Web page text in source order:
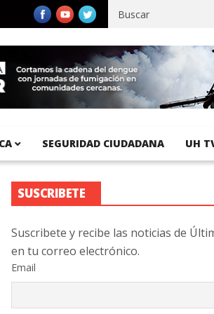
Pacífico registra 92 % de avance en obras
SEGURIDAD CIUDADANA UH
SUSCRIBETE
Suscribete y recibe las noticias de
en tu correo electrónico.
Email